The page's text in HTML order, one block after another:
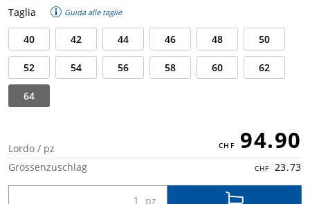
Taglia Guida alle taglie
40 42 44 46 48 50
52 54 56 58 60 62
64
Lordo / pz 94.90
Grössenzuschlag 23.73